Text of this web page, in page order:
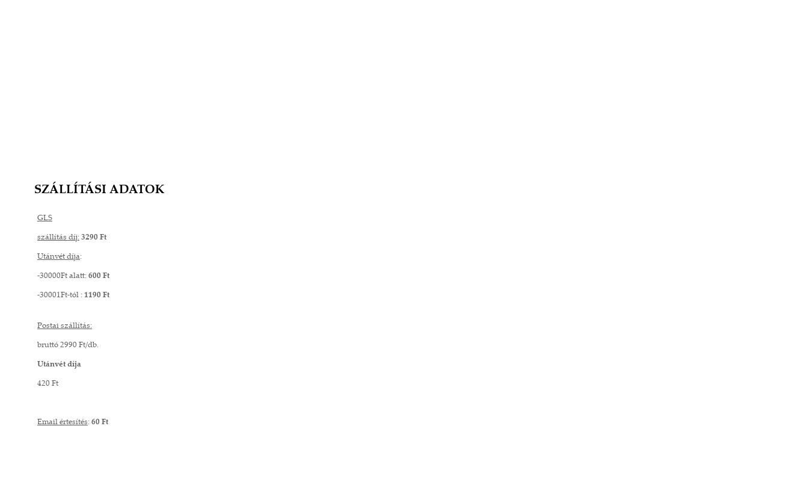
SZÁLLÍTÁSI ADATOK
GLS
szállítás díj: 3290 Ft
Utánvét díja:
-30000Ft alatt: 600 Ft
-30001Ft-tól : 1190 Ft
Postai szállítás:
bruttó 2990 Ft/db.
Utánvét díja
420 Ft
Email értesítés: 60 Ft